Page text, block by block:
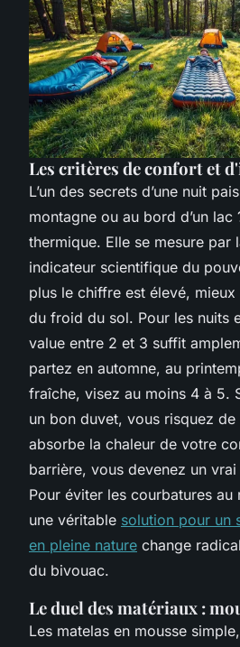
Les critères de confort et
L’un des secrets d’une nuit
montagne ou au bord d’un lac
thermique. Elle se mesure par
indicateur scientifique du
plus le chiffre est élevé,
du froid du sol. Pour les nuits
value entre 2 et 3 suffit
partez en automne, au
fraîche, visez au moins 4 à 5.
un bon duvet, vous risquez
absorbe la chaleur de votre
barrière, vous devenez un
Pour éviter les courbatures au
une véritable solution pour un
en pleine nature change
du bivouac.
Le duel des matériaux :
Les matelas en mousse